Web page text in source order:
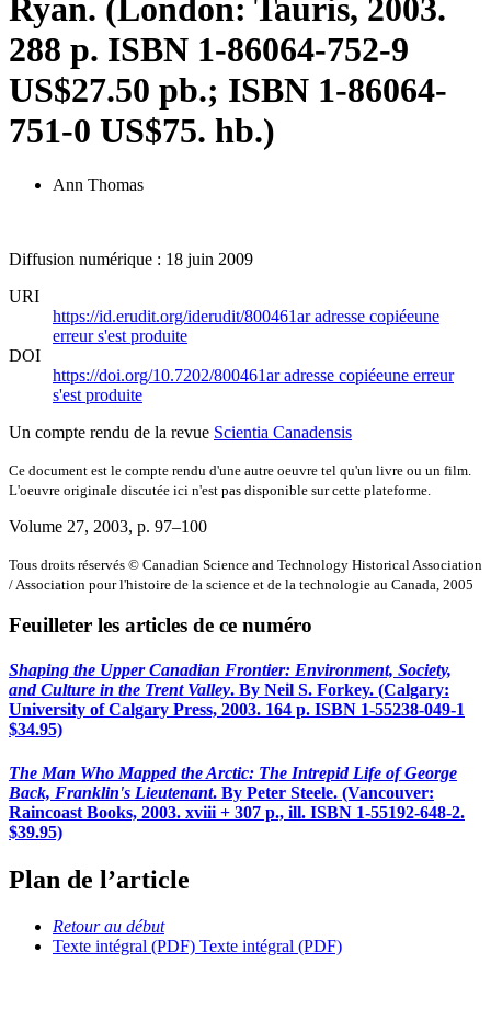
Ryan. (London: Tauris, 2003.
288 p. ISBN 1-86064-752-9
US$27.50 pb.; ISBN 1-86064-
751-0 US$75. hb.)
Ann Thomas
Diffusion numérique : 18 juin 2009
URI
https://id.erudit.org/iderudit/800461aradresse copiéeune
erreur s'est produite
DOI
https://doi.org/10.7202/800461aradresse copiéeune erreur
s'est produite
Un compte rendu de la revue Scientia Canadensis
Ce document est le compte rendu d'une autre oeuvre tel qu'un livre ou un film.
L'oeuvre originale discutée ici n'est pas disponible sur cette plateforme.
Volume 27, 2003, p. 97–100
Tous droits réservés © Canadian Science and Technology Historical Association
/ Association pour l'histoire de la science et de la technologie au Canada, 2005
Feuilleter les articles de ce numéro
Shaping the Upper Canadian Frontier: Environment, Society,
and Culture in the Trent Valley. By Neil S. Forkey. (Calgary:
University of Calgary Press, 2003. 164 p. ISBN 1-55238-049-1
$34.95)
The Man Who Mapped the Arctic: The Intrepid Life of George
Back, Franklin's Lieutenant. By Peter Steele. (Vancouver:
Raincoast Books, 2003. xviii + 307 p., ill. ISBN 1-55192-648-2.
$39.95)
Plan de l’article
Retour au début
Texte intégral (PDF) Texte intégral (PDF)